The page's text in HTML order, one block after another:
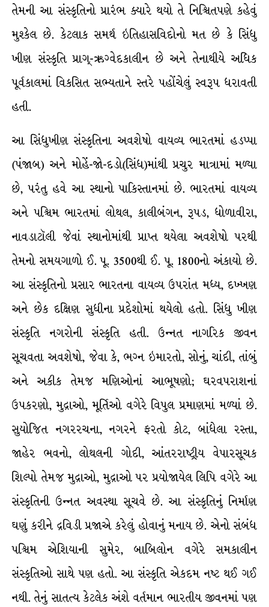
તેમની આ સંસ્કૃતિનો પ્રારંભ ક્યારે થયો તે નિશ્ચિતપણે કહેવું
મુશ્કેલ છે. કેટલાક સમર્થ ઇતિહાસવિદોનો મત છે કે સિંધુ
ખીણ સંસ્કૃતિ પ્રાગ્-ઋગ્વેદકાલીન છે અને તેનાથીયે અધિક
પૂર્વકાલમાં વિકસિત સભ્યતાને સ્તરે પહોંચેલું સ્વરૂપ ધરાવતી
હતી.
આ સિંધુખીણ સંસ્કૃતિના અવશેષો વાયવ્ય ભારતમાં હડપ્પા
(પંજાબ) અને મોહેં-જો-દડો(સિંધ)માંથી પ્રચુર માત્રામાં મળ્યા
છે, પરંતુ હવે આ સ્થાનો પાકિસ્તાનમાં છે. ભારતમાં વાયવ્ય
અને પશ્ચિમ ભારતમાં લોથલ, કાલીબંગન, રૂપડ, ધોળાવીરા,
નાવડાટૉલી જેવાં સ્થાનોમાંથી પ્રાપ્ત થયેલા અવશેષો પરથી
તેમનો સમયગાળો ઈ. પૂ. 3500થી ઈ. પૂ. 1800નો અંકાયો છે.
આ સંસ્કૃતિનો પ્રસાર ભારતના વાયવ્ય ઉપરાંત મધ્ય, દખ્ખણ
અને છેક દક્ષિણ સુધીના પ્રદેશોમાં થયેલો હતો. સિંધુ ખીણ
સંસ્કૃતિ નગરોની સંસ્કૃતિ હતી. ઉન્નત નાગરિક જીવન
સૂચવતા અવશેષો, જેવા કે, ભગ્ન ઇમારતો, સોનું, ચાંદી, તાંબું
અને અકીક તેમજ મણિઓનાં આભૂષણો; ઘરવપરાશનાં
ઉપકરણો, મુદ્રાઓ, મૂર્તિઓ વગેરે વિપુલ પ્રમાણમાં મળ્યાં છે.
સુયોજિત નગરરચના, નગરને ફરતો કોટ, બાંધેલા રસ્તા,
જાહેર ભવનો, લોથલની ગોદી, આંતરરાષ્ટ્રીય વેપારસૂચક
શિલ્પો તેમજ મુદ્રાઓ, મુદ્રાઓ પર પ્રયોજાયેલ લિપિ વગેરે આ
સંસ્કૃતિની ઉન્નત અવસ્થા સૂચવે છે. આ સંસ્કૃતિનું નિર્માણ
ઘણું કરીને દ્રવિડી પ્રજાએ કરેલું હોવાનું મનાય છે. એનો સંબંધ
પશ્ચિમ એશિયાની સુમેર, બાબિલોન વગેરે સમકાલીન
સંસ્કૃતિઓ સાથે પણ હતો. આ સંસ્કૃતિ એકદમ નષ્ટ થઈ ગઈ
નથી. તેનું સાતત્ય કેટલેક અંશે વર્તમાન ભારતીય જીવનમાં પણ